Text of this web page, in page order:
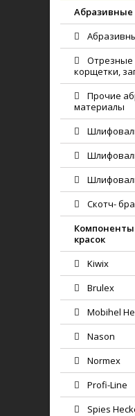
Отрезные
корщетки,
Прочие
материалы
Скотч-
красок
Kiwix
Brulex
Mobihel
Nason
Normex
Profi-Line
Spies